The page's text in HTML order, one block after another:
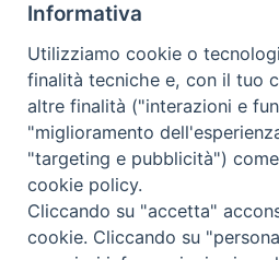
Abbonamenti
Abbonamento Annuale
Abbonamento Annuale
Abbonamento Singola Copia
Informativa
Utilizziamo cookie o
finalità tecniche e, con il tuo
altre finalità ("interazioni e
"miglioramento
"targeting e pubblicità")
cookie policy.
Cliccando su "accetta"
cookie. Cliccando su